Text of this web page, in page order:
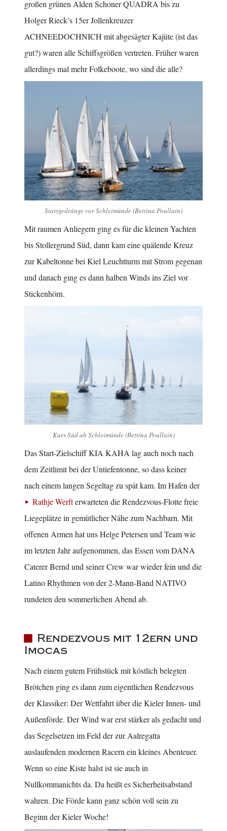
großen grünen Alden Schoner QUADRA bis zu
Holger Rieck’s 15er Jollenkreuzer
ACHNEEDOCHNICH mit abgesägter Kajüte (ist das
gut?) waren alle Schiffsgrößen vertreten. Früher waren
allerdings mal mehr Folkeboote, wo sind die alle?
Startgedränge vor Schleimünde (Bettina Poullain)
Mit raumen Anliegern ging es für die kleinen Yachten
bis Stollergrund Süd, dann kam eine quälende Kreuz
zur Kabeltonne bei Kiel Leuchtturm mit Strom gegenan
und danach ging es dann halben Winds ins Ziel vor
Stickenhörn.
Kurs Süd ab Schleimünde (Bettina Poullain)
Das Start-Zielschiff KIA KAHA lag auch noch nach
dem Zeitlimit bei der Untiefentonne, so dass keiner
nach einem langen Segeltag zu spät kam. Im Hafen der
Rathje Werfterwarteten die Rendezvous-Flotte freie
Liegeplätze in gemütlicher Nähe zum Nachbarn. Mit
offenen Armen hat uns Helge Petersen und Team wie
im letzten Jahr aufgenommen, das Essen vom DANA
Caterer Bernd und seiner Crew war wieder fein und die
Latino Rhythmen von der 2-Mann-Band NATIVO
rundeten den sommerlichen Abend ab.
Rendezvous mit 12ern und
Imocas
Nach einem gutem Frühstück mit köstlich belegten
Brötchen ging es dann zum eigentlichen Rendezvous
der Klassiker: Der Wettfahrt über die Kieler Innen- und
Außenförde. Der Wind war erst stärker als gedacht und
das Segelsetzen im Feld der zur Aalregatta
auslaufenden modernen Racern ein kleines Abenteuer.
Wenn so eine Kiste halst ist sie auch in
Nullkommanichts da. Da heißt es Sicherheitsabstand
wahren. Die Förde kann ganz schön voll sein zu
Beginn der Kieler Woche!